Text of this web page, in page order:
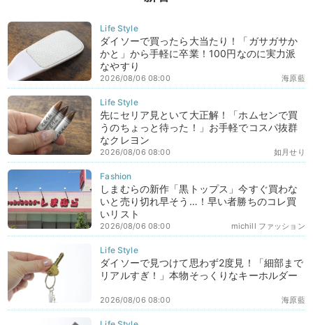
ダイソーで買ったら大当たり！「ガサガサか
かと」から手軽に卒業！100円なのに実力派
なやすり
海原藍
2026/08/06 08:00
先にセリア見といて大正解！「ホムセンで買
うのちょっと待った！」お手軽でコスパ抜群
なクレヨン
如月せり
2026/08/06 08:00
しまむらの新作「黒トップス」今すぐ買わな
いと売り切れ早そう…！早い者勝ちのコレ買
いリスト
michill ファッション
2026/08/06 08:00
ダイソーで見つけて思わず2度見！「細部まで
リアルすぎ！」本物そっくりなキーホルダー
海原藍
2026/08/06 08:00